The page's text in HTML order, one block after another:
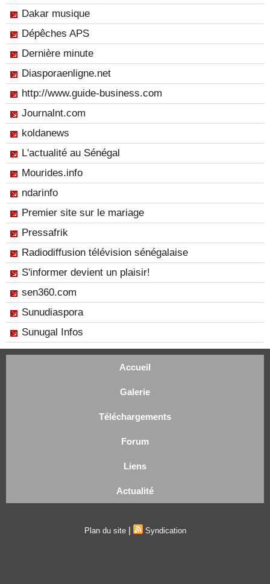
Dakar musique
Dépêches APS
Dernière minute
Diasporaenligne.net
http://www.guide-business.com
Journalnt.com
koldanews
L'actualité au Sénégal
Mourides.info
ndarinfo
Premier site sur le mariage
Pressafrik
Radiodiffusion télévision sénégalaise
S'informer devient un plaisir!
sen360.com
Sunudiaspora
Sunugal Infos
Accueil
Galerie
Téléchargements
Forum
Liens
Actualité
Plan du site | Syndication